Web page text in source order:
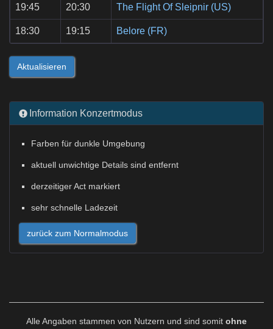
19:45 20:30 The Flight Of Sleipnir (US)
18:30 19:15 Belore (FR)
Aktualisieren
Information Konzertmodus
Farben für dunkle Umgebung
aktuell unwichtige Details sind entfernt
derzeitiger Act markiert
sehr schnelle Ladezeit
zurück zum Normalmodus
Alle Angaben stammen von Nutzern und sind somit ohne